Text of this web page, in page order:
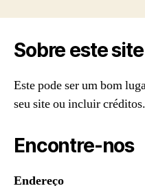
Sobre este site
Este pode ser um bom
seu site ou incluir créditos.
Encontre-nos
Endereço